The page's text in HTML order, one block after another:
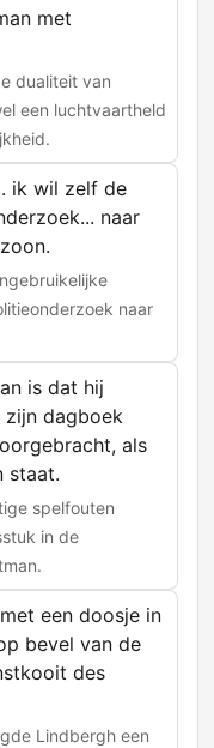
met
dualiteit van
een luchtvaartheld
ik wil zelf de
naar
naar
is dat hij
dagboek
als
staat.
spelfouten
in de
een doosje in
bevel van de
des
Lindbergh een